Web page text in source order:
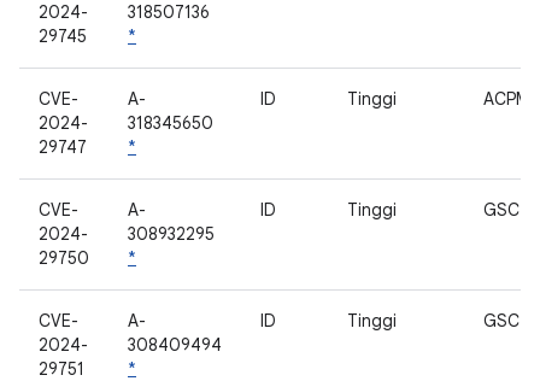
2024-
29745
318507136
*
CVE-
2024-
29747
A-
318345650
*
ID Tinggi ACPM
CVE-
2024-
29750
A-
308932295
*
ID Tinggi GSC
CVE-
2024-
29751
A-
308409494
*
ID Tinggi GSC